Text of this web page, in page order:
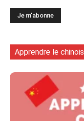
Apprendre le chinois